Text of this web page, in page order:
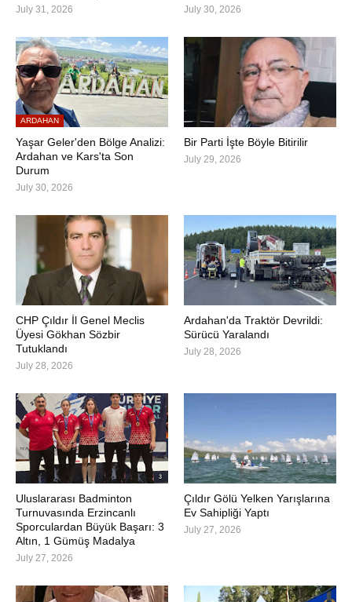
July 31, 2026 July 30, 2026
ARDAHAN
Yaşar Geler'den Bölge Analizi:
Ardahan ve Kars'ta Son
Durum
July 30, 2026
Bir Parti İşte Böyle Bitirilir
July 29, 2026
CHP Çıldır İl Genel Meclis
Üyesi Gökhan Sözbir
Tutuklandı
July 28, 2026
Ardahan'da Traktör Devrildi:
Sürücü Yaralandı
July 28, 2026
Uluslararası Badminton
Turnuvasında Erzincanlı
Sporculardan Büyük Başarı: 3
Altın, 1 Gümüş Madalya
July 27, 2026
Çıldır Gölü Yelken Yarışlarına
Ev Sahipliği Yaptı
July 27, 2026